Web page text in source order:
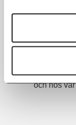
Du hittar
och hos